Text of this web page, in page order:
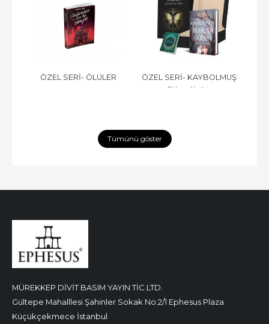
ÖZEL SERİ- ÖLÜLER
ÖZEL SERİ- KAYBOLMUŞ
Dilara Keskin
Tümünü göster
MÜREKKEP DİVİT BASIM YAYIN TİC.LTD.
Gültepe Mahalllesi Şahinler Sokak No:2/1 Ephesus Plaza
Küçükçekmece İstanbul